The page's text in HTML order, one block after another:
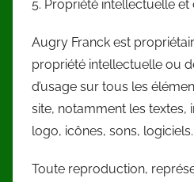
5. Propriété intellectuelle et
Augry Franck est
propriété intellectuelle ou
d’usage sur tous les
site, notamment les textes,
logo, icônes, sons, logiciels.
Toute reproduction,